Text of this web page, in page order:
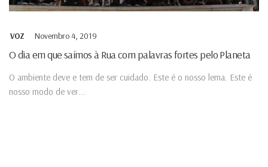
VOZ Novembro 4, 2019
O dia em que saímos à Rua com palavras fortes pelo Planeta
O ambiente deve e tem de ser cuidado. Este é o nosso lema. Este é
nosso modo de ver...